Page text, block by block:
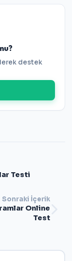
destek
Testi
Sonraki İçerik
Online
Test